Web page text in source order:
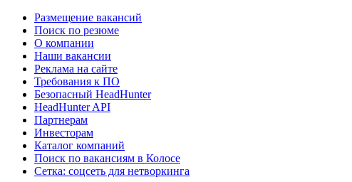
Размещение вакансий
Поиск по резюме
О компании
Наши вакансии
Реклама на сайте
Требования к ПО
Безопасный HeadHunter
HeadHunter API
Партнерам
Инвесторам
Каталог компаний
Поиск по вакансиям в Колосе
Сетка: соцсеть для нетворкинга